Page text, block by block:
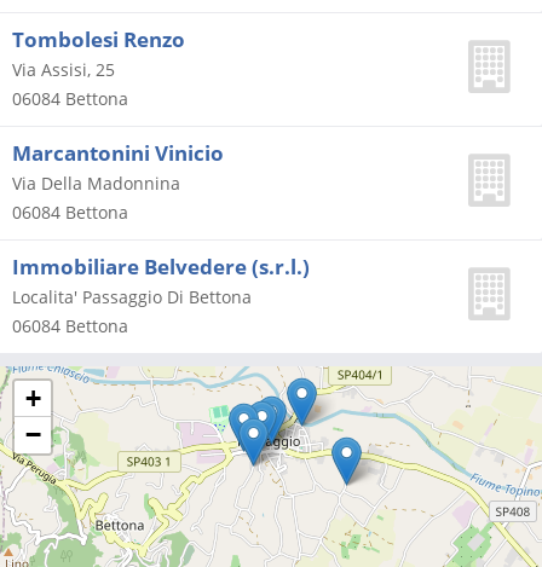
Tombolesi Renzo
Via Assisi, 25
06084 Bettona
Marcantonini Vinicio
Via Della Madonnina
06084 Bettona
Immobiliare Belvedere (s.r.l.)
Localita' Passaggio Di Bettona
06084 Bettona
+
−